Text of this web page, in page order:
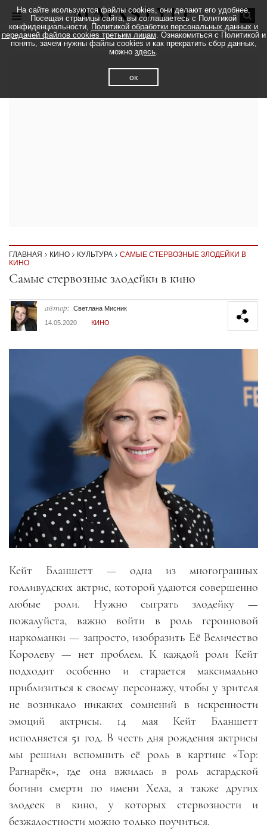
ГЛАВНАЯ КИНО КУЛЬТУРА
САМЫЕ СТЕРВОЗНЫЕ ЗЛОДЕЙКИ В
КИНО
Секция статей
Самые стервозные злодейки в кино
автор: Светлана Мисник
14.05.2020
КИНО
Кейт Бланшетт — одна из многогранных
голливудских актрис, которой удаются совершенно
любые роли. Нужно сыграть злодейку —
пожалуйста, важно войти в роль героиновой
наркоманки— запросто, изобразить Её Величество
Королеву — нет проблем. К каждой роли Кейт
подходит особенно и старается максимально
приблизиться к своему персонажу, чтобы у зрителя
не возникало никаких сомнений в искренности
эмоций актрисы. 14 мая Кейт Бланшетт
исполняется 51 год. В честь дня рождения актрисы
мы решили вспомнить её роль в картине «Тор:
Рагнарёк», где она вжилась в роль асгардской
богини смерти по имени Хела, а также других
злодеек в кино, у которых стервозности и
безжалостности можно только поучиться.
На сайте исользуются файлы cookies, они делают его удобнее.
Посещая страницы сайта, вы соглашаетесь с Политикой
конфиденциальности, Политикой обработки персональных данных и
передачей файлов cookies третьим лицам. Ознакомиться с Политикой и
понять, зачем нужны файлы cookies и как прекратить сбор данных,
можно здесь.
ок